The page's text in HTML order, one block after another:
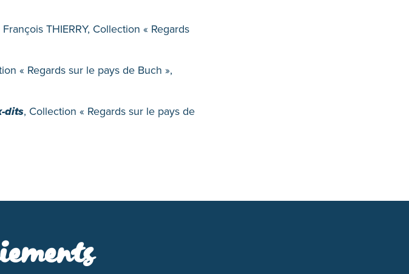
THIERRY, Collection « Regards
« Regards sur le pays de Buch »,
dits, Collection « Regards sur le pays de